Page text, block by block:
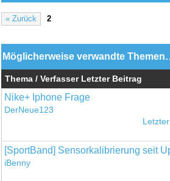
« Zurück 2
Möglicherweise verwandte
Thema / Verfasser Letzter Beitrag
Nike+ Iphone Frage
DerNeue123
[SportBand] Sensorkalibrierung seit
iBenny